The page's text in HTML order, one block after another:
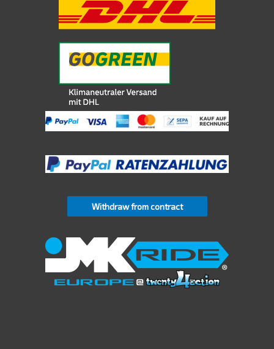
Withdraw from contract